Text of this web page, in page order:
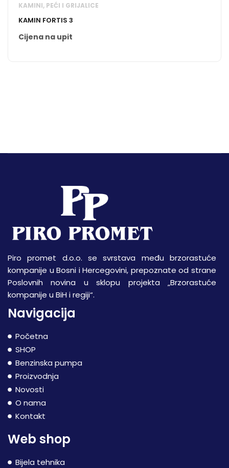
KAMINI, PEĆI I GRIJALICE
KAMIN FORTIS 3
Cijena na upit
Piro promet d.o.o. se svrstava među brzorastuće
kompanije u Bosni i Hercegovini, prepoznate od strane
Poslovnih novina u sklopu projekta „Brzorastuće
kompanije u BiH i regiji“.
Navigacija
Početna
SHOP
Benzinska pumpa
Proizvodnja
Novosti
O nama
Kontakt
Web shop
Bijela tehnika